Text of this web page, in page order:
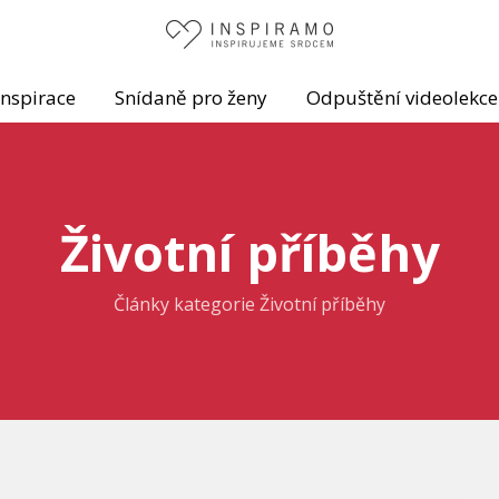
Snídaně pro ženy Odpuštění videolekce
Životní příběhy
Články kategorie Životní příběhy